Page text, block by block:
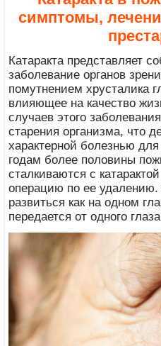
симптомы,
Катаракта представляет
заболевание органов
помутнением хрусталика
влияющее на качество
случаев этого
старения организма, что
характерной болезнью
годам более половины
сталкиваются с
операцию по ее удалению.
развиться как на одном
передается от одного